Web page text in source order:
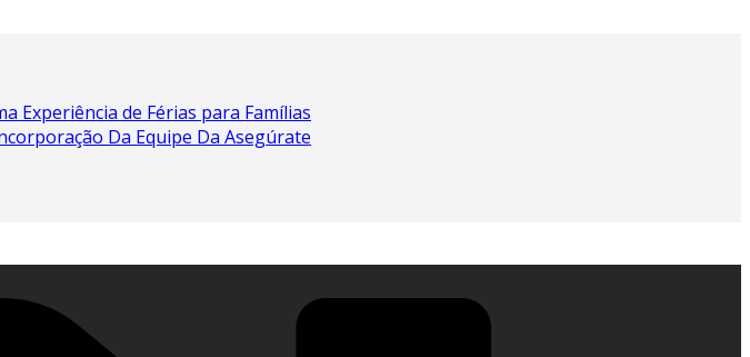
Experiência de Férias para Famílias
Da Equipe Da Asegúrate